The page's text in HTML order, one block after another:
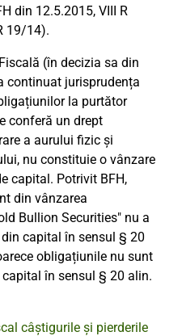
din 12.5.2015, VIII R
19/14).
(în decizia sa din
continuat jurisprudența
la purtător
conferă un drept
a aurului fizic și
nu constituie o vânzare
capital. Potrivit BFH,
din vânzarea
Bullion Securities" nu a
capital în sensul § 20
obligațiunile nu sunt
în sensul § 20 alin.
câștigurile și pierderile